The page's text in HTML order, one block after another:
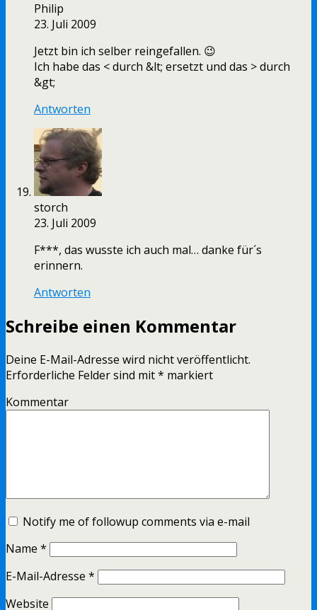
Philip
23. Juli 2009
Jetzt bin ich selber reingefallen. 😉
Ich habe das < durch &lt; ersetzt und das > durch
&gt;
Antworten
storch
23. Juli 2009
F***, das wusste ich auch mal… danke für´s
erinnern.
Antworten
Schreibe einen Kommentar
Deine E-Mail-Adresse wird nicht veröffentlicht.
Erforderliche Felder sind mit* markiert
Kommentar
Notify me of followup comments via e-mail
Name *
E-Mail-Adresse *
Website